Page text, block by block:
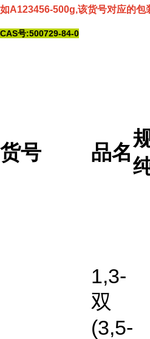
如A123456-500g,该货号对应的包
CAS号:500729-84-0
货号 品名
1,3-
双
(3,5-